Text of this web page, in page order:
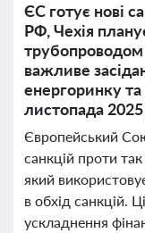
ЄС готує нові
РФ, Чехія
важливе
енергоринку та
листопада
Європейський
санкцій проти
який
в обхід санкцій.
ускладнення